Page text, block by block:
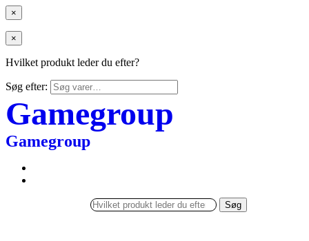
×
×
Hvilket produkt leder du efter?
Søg efter:
Gamegroup
Gamegroup
Søg